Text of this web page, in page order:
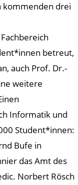
kommenden drei
betreut,
auch Prof. Dr.-
weitere
Informatik und
Student*innen:
Bufe in
das Amt des
Norbert Rösch